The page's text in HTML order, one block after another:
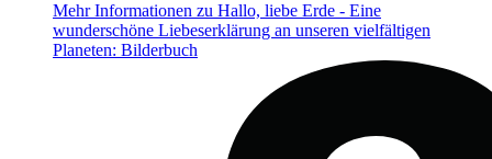
Mehr Informationen zu Hallo, liebe Erde - Eine
wunderschöne Liebeserklärung an unseren vielfältigen
Planeten: Bilderbuch